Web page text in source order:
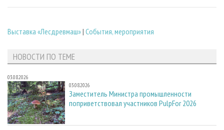
Выставка «Лесдревмаш»| События, мероприятия
НОВОСТИ ПО ТЕМЕ
03.08.2026
03.08.2026
Заместитель Министра промышленности
поприветствовал участников PulpFor 2026